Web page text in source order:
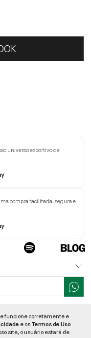
universo esportivo de
compra facilitada, segura e
funcione corretamente e
e osTermos de Uso
site, o usuário estará de